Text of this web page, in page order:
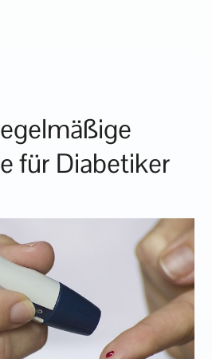
für Diabetiker